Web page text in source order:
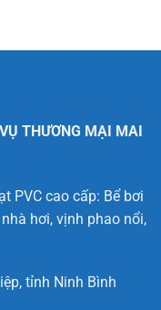
THƯƠNG MẠI MAI
PVC cao cấp: Bể bơi
hơi, vịnh phao nổi,
tỉnh Ninh Bình